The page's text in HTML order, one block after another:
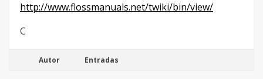
http://www.flossmanuals.net/twiki/bin/view/
C
Autor Entradas